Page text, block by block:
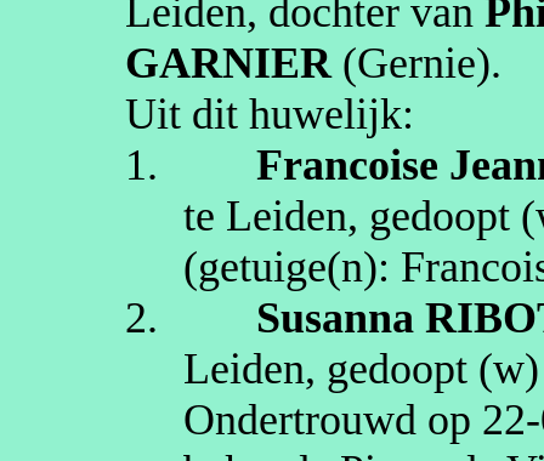
Leiden, dochter van
GARNIER (Gernie).
Uit dit huwelijk:
1.
Francoise
te Leiden, gedoopt (
(getuige(n):
2.
Susanna
Leiden, gedoopt (w
Ondertrouwd op